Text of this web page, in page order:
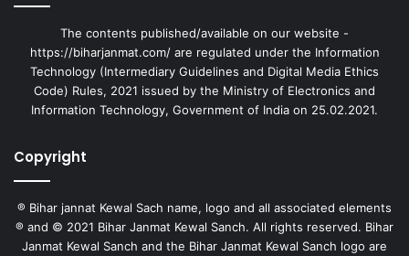
The contents published/available on our website -
https://biharjanmat.com/ are regulated under the Information
Technology (Intermediary Guidelines and Digital Media Ethics
Code) Rules, 2021 issued by the Ministry of Electronics and
Information Technology, Government of India on 25.02.2021.
Copyright
® Bihar jannat Kewal Sach name, logo and all associated elements
® and © 2021 Bihar Janmat Kewal Sanch. All rights reserved. Bihar
Janmat Kewal Sanch and the Bihar Janmat Kewal Sanch logo are